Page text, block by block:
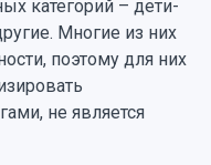
категорий – дети-
Многие из них
поэтому для них
не является